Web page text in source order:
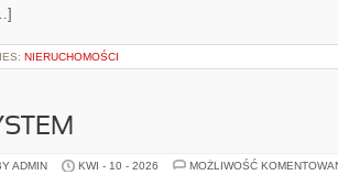
NIERUCHOMOŚCI
ADMIN KWI - 10 - 2026 MOŻLIWOŚĆ